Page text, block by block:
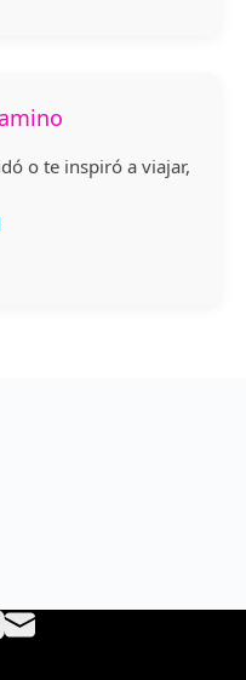
o te inspiró a viajar,